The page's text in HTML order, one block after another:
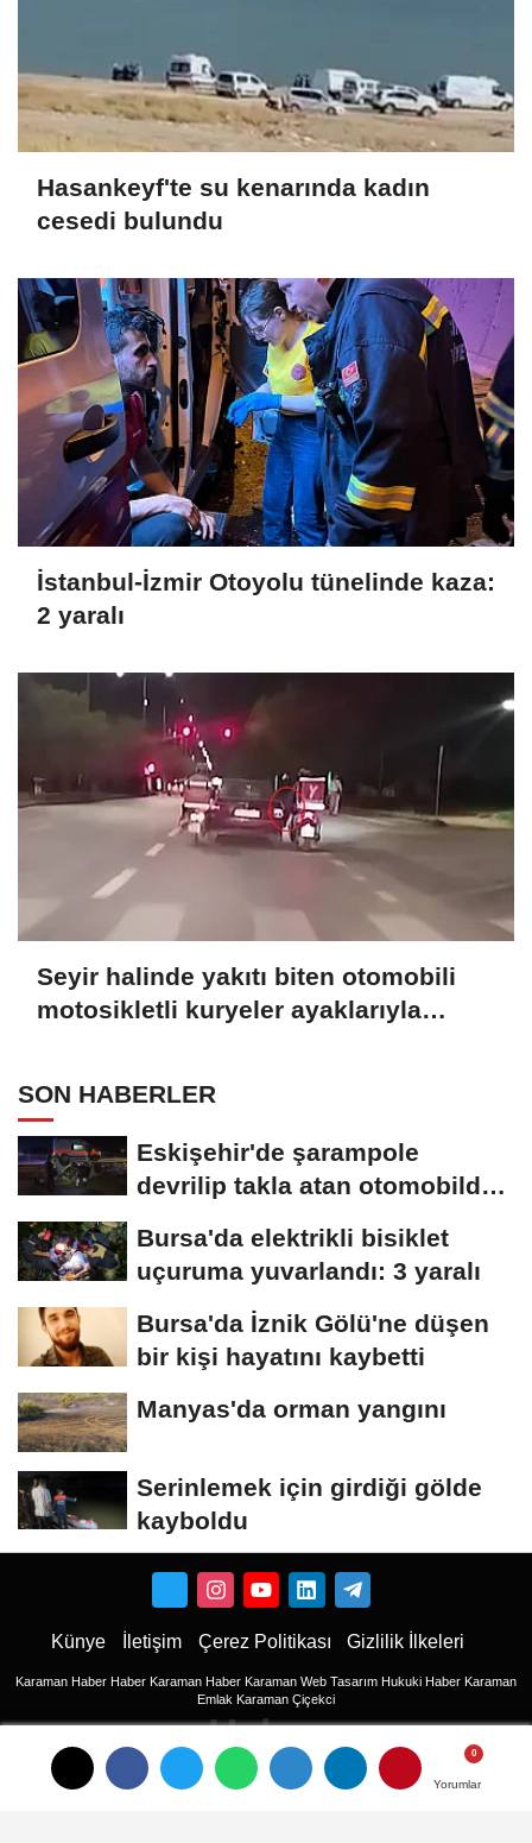
Yorumlar
Yorumlar
Hasankeyf'te su kenarında kadın
cesedi bulundu
İstanbul-İzmir Otoyolu tünelinde kaza:
2 yaralı
Seyir halinde yakıtı biten otomobili
motosikletli kuryeler ayaklarıyla
SON HABERLER
Eskişehir'de şarampole
devrilip takla atan otomobilde
Bursa'da elektrikli bisiklet
uçuruma yuvarlandı: 3 yaralı
Bursa'da İznik Gölü'ne düşen
bir kişi hayatını kaybetti
Manyas'da orman yangını
Serinlemek için girdiği gölde
kayboldu
Künye İletişim Çerez Politikası Gizlilik İlkeleri
Karaman Haber Haber Karaman Haber Karaman Web Tasarım Hukuki Haber Karaman
Emlak Karaman Çiçekci
Haber
haberler